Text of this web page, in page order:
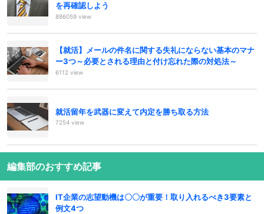
を再確認しよう
886059 view
【就活】メールの件名に関する失礼にならない基本のマナ
ー3つ～必要とされる理由と付け忘れた際の対処法～
6112 view
就活留年を武器に変えて内定を勝ち取る方法
7254 view
編集部のおすすめ記事
IT企業の志望動機は〇〇が重要！取り入れるべき3要素と
例文4つ